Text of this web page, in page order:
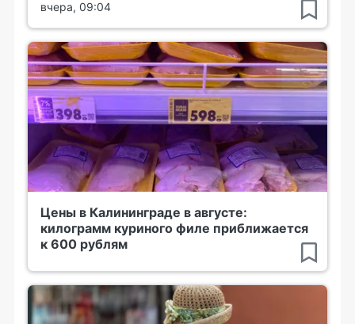
вчера, 09:04
Цены в Калининграде в августе:
килограмм куриного филе приближается
к 600 рублям